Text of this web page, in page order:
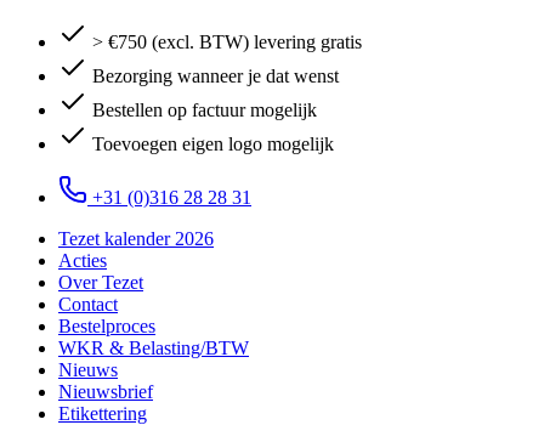
> €750 (excl. BTW) levering gratis
Bezorging wanneer je dat wenst
Bestellen op factuur mogelijk
Toevoegen eigen logo mogelijk
+31 (0)316 28 28 31
Tezet kalender 2026
Acties
Over Tezet
Contact
Bestelproces
WKR & Belasting/BTW
Nieuws
Nieuwsbrief
Etikettering